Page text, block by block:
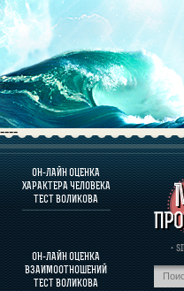
----
ОН-ЛАЙН ОЦЕНКА
ХАРАКТЕРА ЧЕЛОВЕКА
ТЕСТ ВОЛИКОВА
ОН-ЛАЙН ОЦЕНКА
ВЗАИМООТНОШЕНИЙ
ТЕСТ ВОЛИКОВА
·
О
ОЦЕНКА
ОЦЕНКА
О